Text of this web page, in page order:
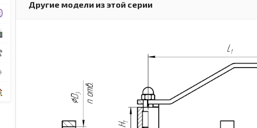
Другие модели из этой серии